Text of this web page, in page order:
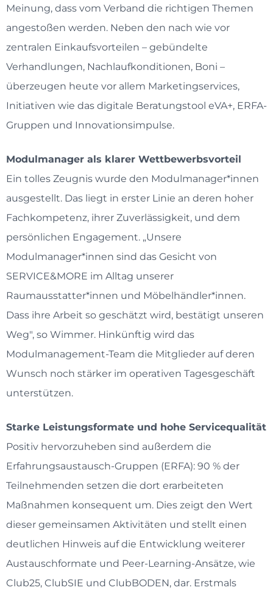
Meinung, dass vom Verband die richtigen Themen
angestoßen werden. Neben den nach wie vor
zentralen Einkaufsvorteilen – gebündelte
Verhandlungen, Nachlaufkonditionen, Boni –
überzeugen heute vor allem Marketingservices,
Initiativen wie das digitale Beratungstool eVA+, ERFA-
Gruppen und Innovationsimpulse.
Modulmanager als klarer Wettbewerbsvorteil
Ein tolles Zeugnis wurde den Modulmanager*innen
ausgestellt. Das liegt in erster Linie an deren hoher
Fachkompetenz, ihrer Zuverlässigkeit, und dem
persönlichen Engagement. „Unsere
Modulmanager*innen sind das Gesicht von
SERVICE&MORE im Alltag unserer
Raumausstatter*innen und Möbelhändler*innen.
Dass ihre Arbeit so geschätzt wird, bestätigt unseren
Weg", so Wimmer. Hinkünftig wird das
Modulmanagement-Team die Mitglieder auf deren
Wunsch noch stärker im operativen Tagesgeschäft
unterstützen.
Starke Leistungsformate und hohe Servicequalität
Positiv hervorzuheben sind außerdem die
Erfahrungsaustausch-Gruppen (ERFA): 90 % der
Teilnehmenden setzen die dort erarbeiteten
Maßnahmen konsequent um. Dies zeigt den Wert
dieser gemeinsamen Aktivitäten und stellt einen
deutlichen Hinweis auf die Entwicklung weiterer
Austauschformate und Peer-Learning-Ansätze, wie
Club25, ClubSIE und ClubBODEN, dar. Erstmals